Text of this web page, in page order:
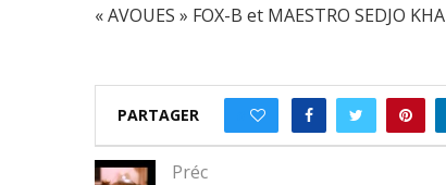
« AVOUES » FOX-B et MAESTRO SEDJO KHA
PARTAGER
Préc